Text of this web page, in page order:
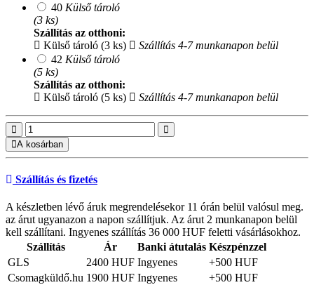
40 Külső tároló
(3 ks)
Szállítás az otthoni:
Külső tároló (3 ks)
Szállítás 4-7 munkanapon belül
42 Külső tároló
(5 ks)
Szállítás az otthoni:
Külső tároló (5 ks)
Szállítás 4-7 munkanapon belül
A kosárban
Szállítás és fizetés
A készletben lévő áruk megrendelésekor 11 órán belül valósul meg.
az árut ugyanazon a napon szállítjuk. Az árut 2 munkanapon belül
kell szállítani. Ingyenes szállítás 36 000 HUF feletti vásárlásokhoz.
Szállítás
Ár Banki átutalás Készpénzzel
GLS
2400 HUF Ingyenes
+500 HUF
Csomagküldő.hu 1900 HUF Ingyenes +500 HUF